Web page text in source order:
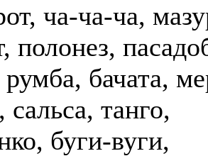
ча-ча-ча,
полонез,
бачата,
танго,
буги-вуги,